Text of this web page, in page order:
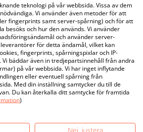
teknologi på vår webbsida. Vissa av dem
Vi använder även metoder för att
fingerprints samt server-spårning) och för att
besöks och hur den används. Vi använder
och använder server-
för detta ändamål, vilket kan
fingerprints, spårningspixlar och IP-
bäddar även in tredjepartsinnehåll från andra
på vår webbsida. Vi har inget inflytande
eller eventuell spårning från
Med din inställning samtycker du till de
Du kan återkalla ditt samtycke för framtida
)
Nej, justera